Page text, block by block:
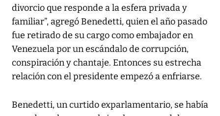
divorcio que responde a la esfera privada y
familiar”, agregó Benedetti, quien el año pasado
fue retirado de su cargo como embajador en
Venezuela por un escándalo de corrupción,
conspiración y chantaje. Entonces su estrecha
relación con el presidente empezó a enfriarse.
Benedetti, un curtido exparlamentario, se había